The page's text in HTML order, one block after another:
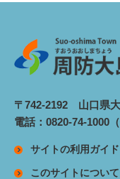
〒742-2192 山口県
電話：0820-74-1000
サイトの利用ガイド
このサイトについて